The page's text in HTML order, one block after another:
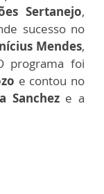
Sertanejo,
sucesso no
Mendes,
programa foi
e contou no
Sanchez e a